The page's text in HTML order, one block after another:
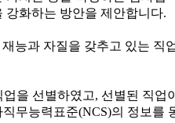
강화하는 방안을 제안합니다.
능과 자질을 갖추고 있는 직
을 선별하였고, 선별된 직업
무능력표준(NCS)의 정보를